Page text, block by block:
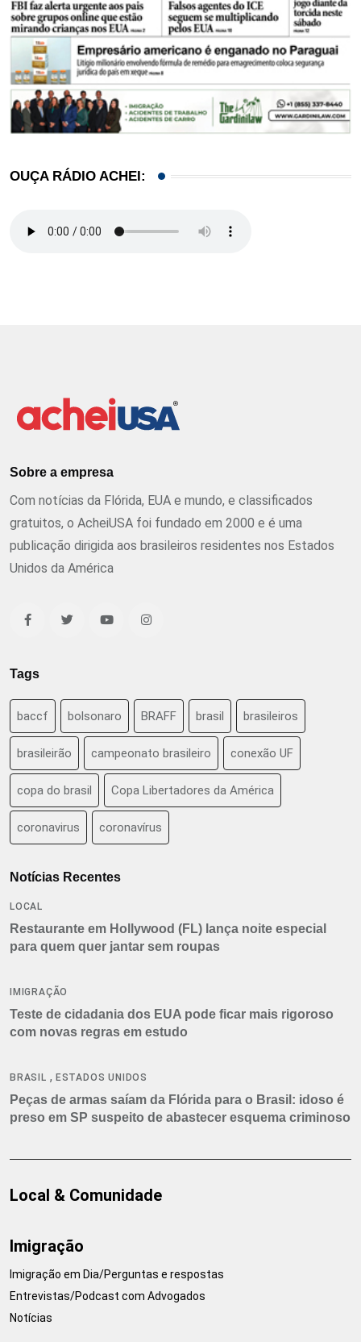
OUÇA RÁDIO ACHEI:
Sobre a empresa
Com notícias da Flórida, EUA e mundo, e classificados
gratuitos, o AcheiUSA foi fundado em 2000 e é uma
publicação dirigida aos brasileiros residentes nos Estados
Unidos da América
Tags
baccf bolsonaro BRAFF brasil brasileiros
brasileirão campeonato brasileiro conexão UF
copa do brasil Copa Libertadores da América
coronavirus coronavírus
Notícias Recentes
LOCAL
Restaurante em Hollywood (FL) lança noite especial
para quem quer jantar sem roupas
IMIGRAÇÃO
Teste de cidadania dos EUA pode ficar mais rigoroso
com novas regras em estudo
BRASIL , ESTADOS UNIDOS
Peças de armas saíam da Flórida para o Brasil: idoso é
preso em SP suspeito de abastecer esquema criminoso
Local & Comunidade
Imigração
Imigração em Dia/Perguntas e respostas
Entrevistas/Podcast com Advogados
Notícias